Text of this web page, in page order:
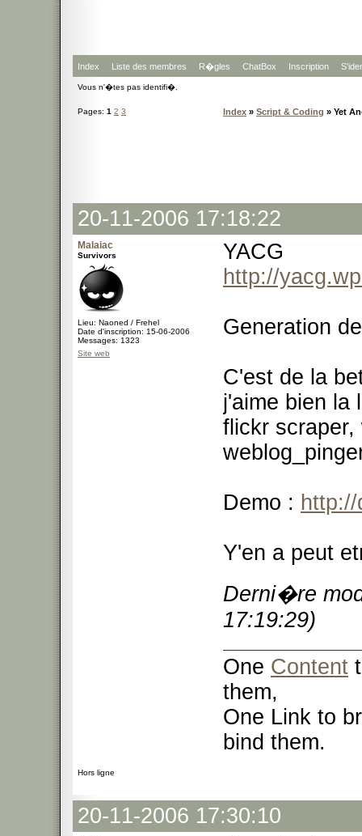
Index Liste des membres R�gles ChatBox Inscription
Vous n'�tes pas identifi�.
Pages: 1 2 3 Index » Script & Coding » Yet
20-11-2006 17:18:22
Malaiac
Survivors
Lieu: Naoned / Frehel
Date d'inscription: 15-06-2006
Messages: 1323
Site web
YACG
http://
Generation
C'est de la
j'aime bien la
flickr scraper,
Demo :
Y'en a peut
Derni�re
17:19:29)
One Content
them,
One Link to
bind them.
Hors ligne
20-11-2006 17:30:10